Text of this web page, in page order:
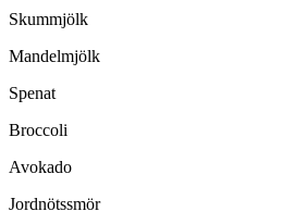
Skummjölk
Mandelmjölk
Spenat
Broccoli
Avokado
Jordnötssmör